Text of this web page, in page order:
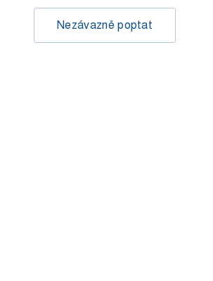
Nezávazně poptat